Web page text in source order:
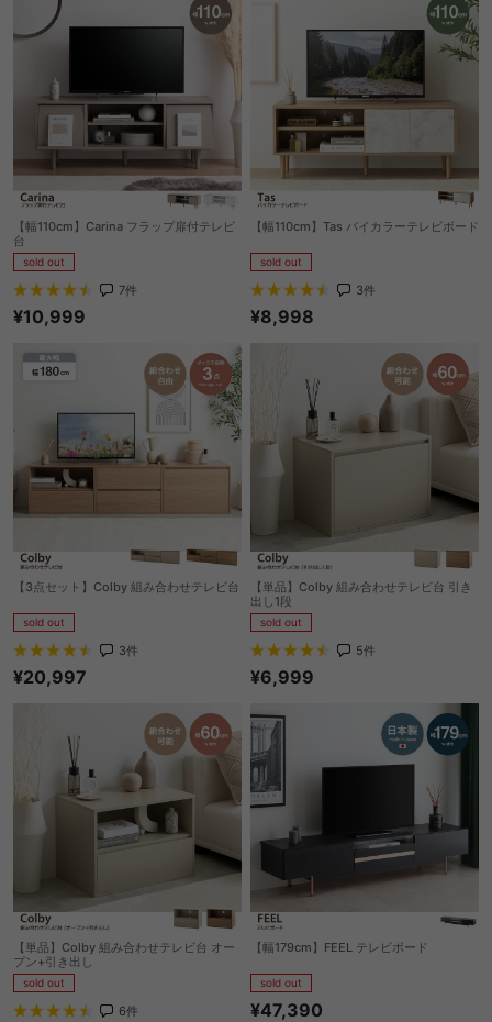
【幅110cm】Carina フラップ扉付テレビ
台
sold out
7件
¥10,999
【幅110cm】Tas バイカラーテレビボード
sold out
3件
¥8,998
【3点セット】Colby 組み合わせテレビ台
sold out
3件
¥20,997
【単品】Colby 組み合わせテレビ台 引き
出し1段
sold out
5件
¥6,999
【単品】Colby 組み合わせテレビ台 オー
プン+引き出し
sold out
6件
【幅179cm】FEEL テレビボード
sold out
¥47,390